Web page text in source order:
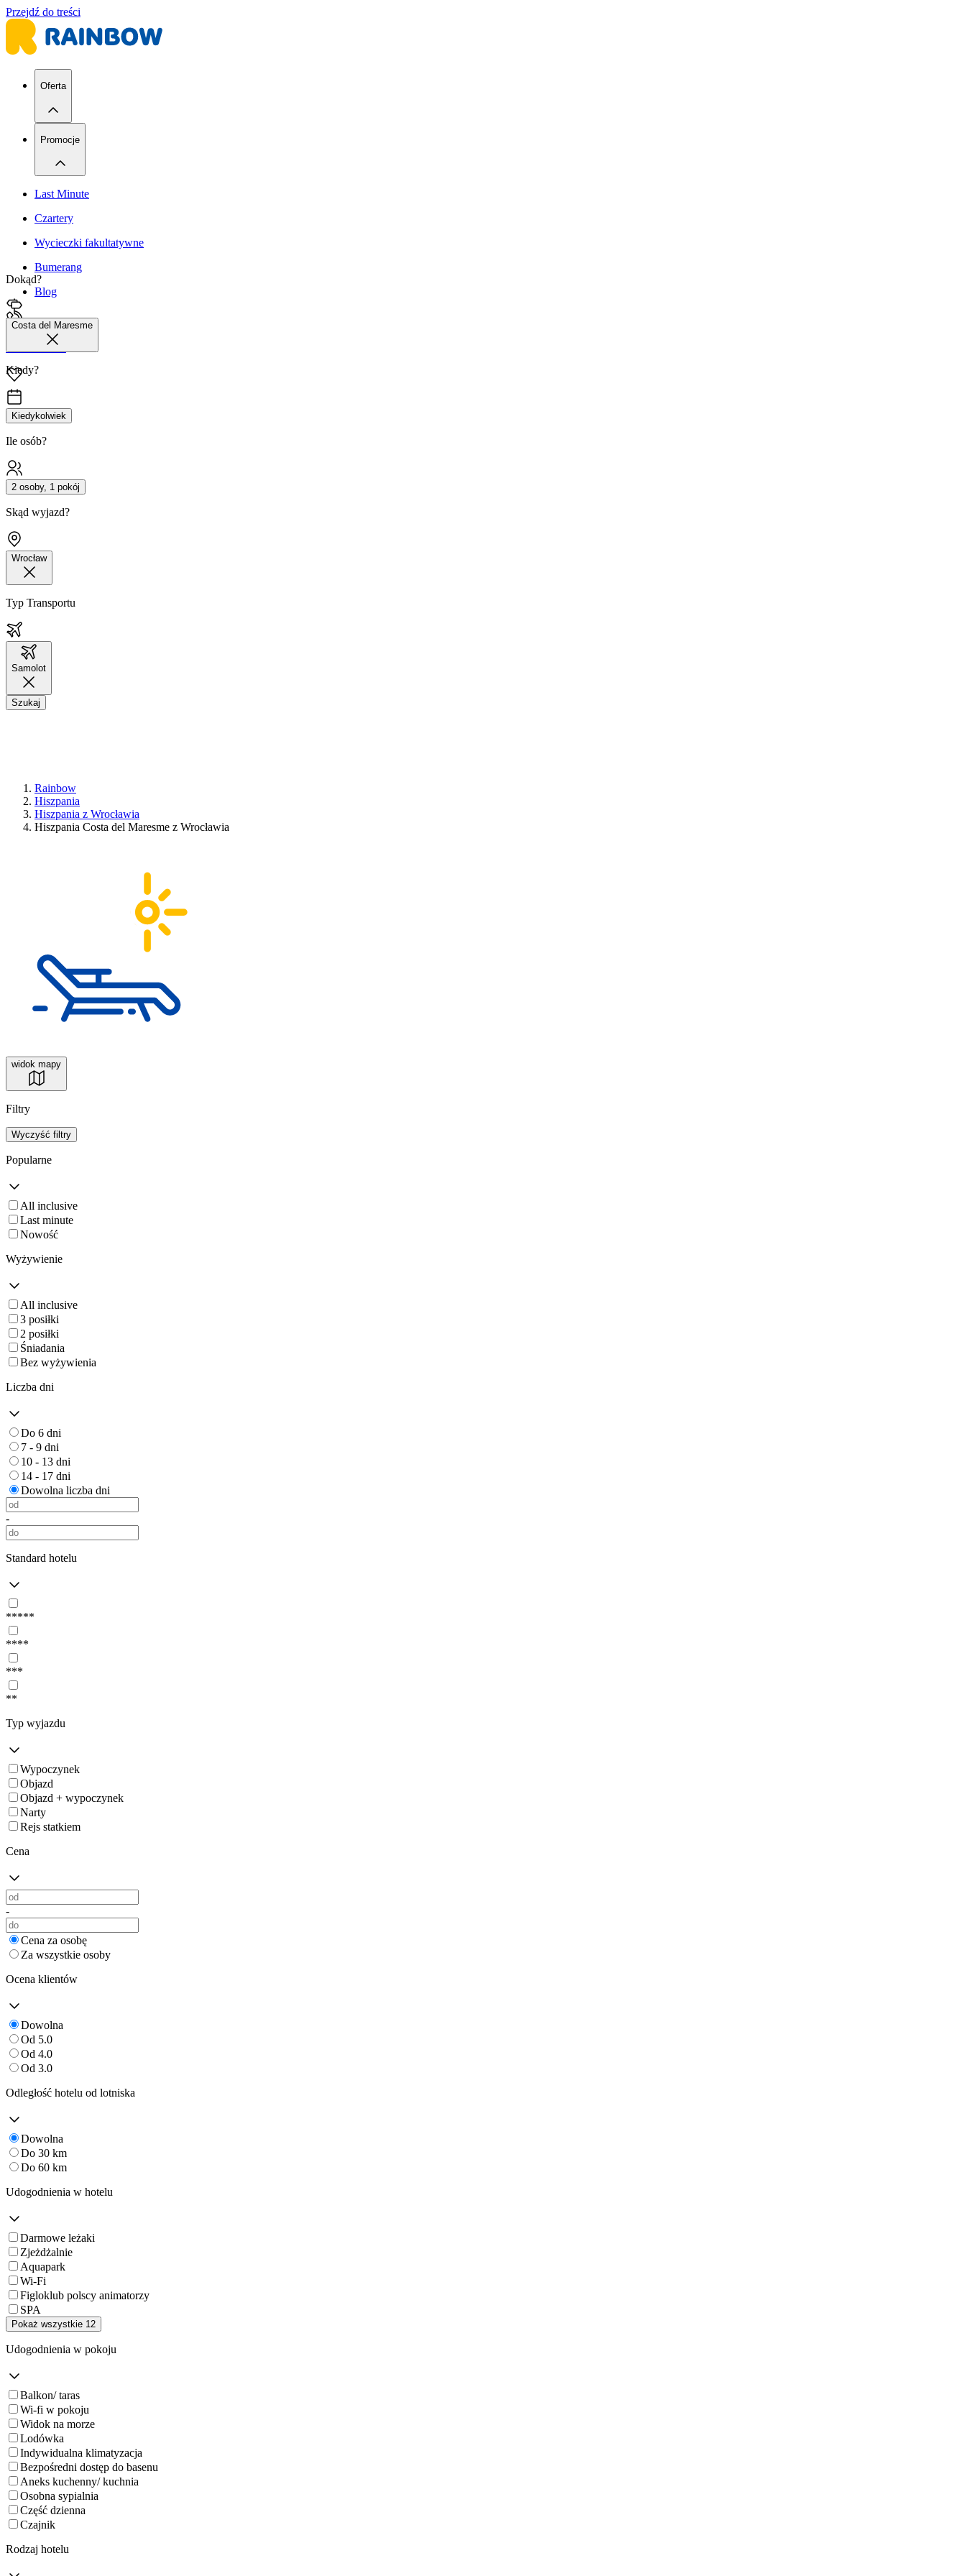
Przejdź do treści
Oferta
Promocje
Last Minute
Czartery
Wycieczki fakultatywne
Bumerang
Blog
42 680 38 51
Dokąd?
Costa del Maresme
Kiedy?
Kiedykolwiek
Ile osób?
2 osoby, 1 pokój
Skąd wyjazd?
Wrocław
Typ Transportu
Samolot
Szukaj
Rainbow
Hiszpania
Hiszpania z Wrocławia
Hiszpania Costa del Maresme z Wrocławia
widok mapy
Filtry
Wyczyść filtry
Popularne
All inclusive
Last minute
Nowość
Wyżywienie
All inclusive
3 posiłki
2 posiłki
Śniadania
Bez wyżywienia
Liczba dni
Do 6 dni
7 - 9 dni
10 - 13 dni
14 - 17 dni
Dowolna liczba dni
-
Standard hotelu
*****
****
***
**
Typ wyjazdu
Wypoczynek
Objazd
Objazd + wypoczynek
Narty
Rejs statkiem
Cena
-
Cena za osobę
Za wszystkie osoby
Ocena klientów
Dowolna
Od 5.0
Od 4.0
Od 3.0
Odległość hotelu od lotniska
Dowolna
Do 30 km
Do 60 km
Udogodnienia w hotelu
Darmowe leżaki
Zjeżdżalnie
Aquapark
Wi-Fi
Figloklub polscy animatorzy
SPA
Pokaż wszystkie 12
Udogodnienia w pokoju
Balkon/ taras
Wi-fi w pokoju
Widok na morze
Lodówka
Indywidualna klimatyzacja
Bezpośredni dostęp do basenu
Aneks kuchenny/ kuchnia
Osobna sypialnia
Część dzienna
Czajnik
Rodzaj hotelu